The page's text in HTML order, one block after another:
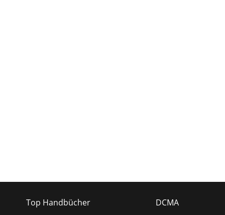
Top Handbücher
DCMA